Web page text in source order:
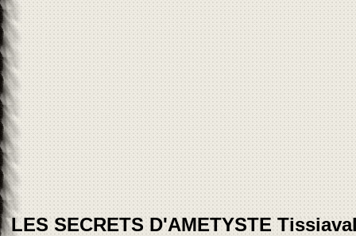
LES SECRETS D'AMETYSTE